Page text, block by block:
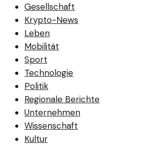
Gesellschaft
Krypto-News
Leben
Mobilität
Sport
Technologie
Politik
Regionale Berichte
Unternehmen
Wissenschaft
Kultur